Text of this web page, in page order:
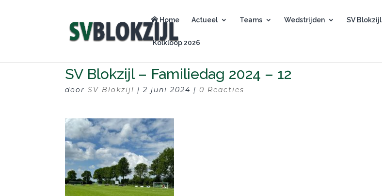
Home Actueel Teams Wedstrijden SV Blokzijl
Kolkloop 2026
SV Blokzijl – Familiedag 2024 – 12
doorSV Blokzijl |2 juni 2024 | 0 Reacties